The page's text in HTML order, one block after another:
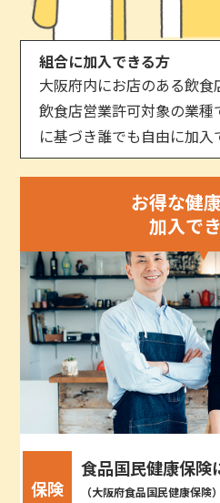
組合に加入できる方
大阪府内にお店のある飲
飲食店営業許可対象の業
に基づき誰でも自由に加入
お得な健
加入で
保険
食品国民健康保険
（大阪府食品国民健康保険）